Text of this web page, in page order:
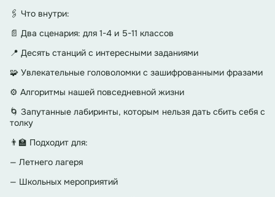
🖇 Что внутри:
📄 Два сценария: для 1-4 и 5-11 классов
📍 Десять станций с интересными заданиями
🧩 Увлекательные головоломки с зашифрованными фразами
⚙ Алгоритмы нашей повседневной жизни
🌀 Запутанные лабиринты, которым нельзя дать сбить себя с
толку
👨‍🏫 Подходит для:
— Летнего лагеря
— Школьных мероприятий